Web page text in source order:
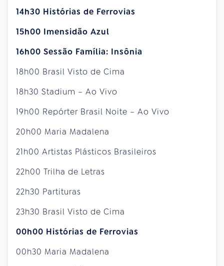
14h30 Histórias de Ferrovias
15h00 Imensidão Azul
16h00 Sessão Família: Insônia
18h00 Brasil Visto de Cima
18h30 Stadium – Ao Vivo
19h00 Repórter Brasil Noite – Ao Vivo
20h00 Maria Madalena
21h00 Artistas Plásticos Brasileiros
22h00 Trilha de Letras
22h30 Partituras
23h30 Brasil Visto de Cima
00h00 Histórias de Ferrovias
00h30 Maria Madalena